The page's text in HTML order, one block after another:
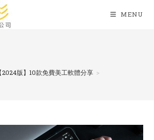
MENU
【2024版】10款免費美工軟體分享 >